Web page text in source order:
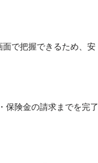
で把握できるため、安
保険金の請求までを完了